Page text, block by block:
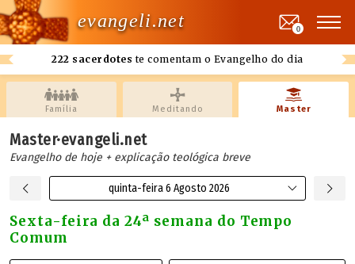
evangeli.net
222 sacerdotes te comentam o Evangelho do dia
0
Família Meditando Master
Master·evangeli.net
Evangelho de hoje + explicação teológica breve
quinta-feira 6 Agosto 2026
Sexta-feira da 24ª semana do Tempo
Comum